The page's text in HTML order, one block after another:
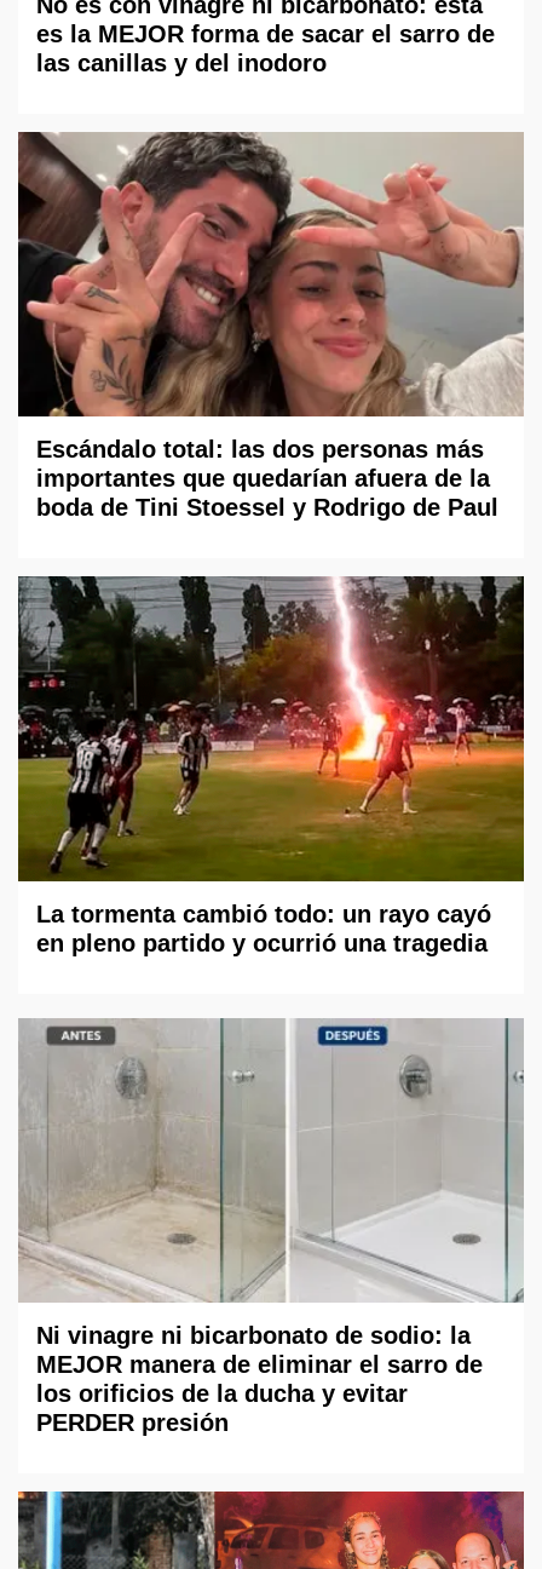
es la MEJOR forma de sacar el sarro de
las canillas y del inodoro
Escándalo total: las dos personas más
importantes que quedarían afuera de la
boda de Tini Stoessel y Rodrigo de Paul
La tormenta cambió todo: un rayo cayó
en pleno partido y ocurrió una tragedia
Ni vinagre ni bicarbonato de sodio: la
MEJOR manera de eliminar el sarro de
los orificios de la ducha y evitar
PERDER presión